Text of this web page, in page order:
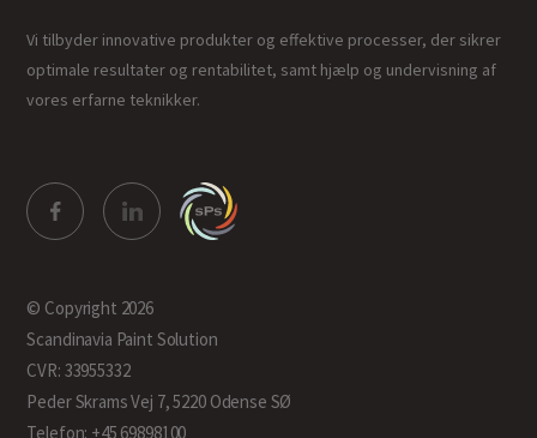
Vi tilbyder innovative produkter og effektive processer, der sikrer
optimale resultater og rentabilitet, samt hjælp og undervisning af
vores erfarne teknikker.
© Copyright 2026
Scandinavia Paint Solution
CVR: 33955332
Peder Skrams Vej 7, 5220 Odense SØ
Telefon: +45 69898100